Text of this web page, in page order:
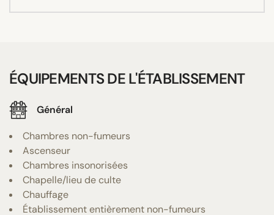
ÉQUIPEMENTS DE L'ÉTABLISSEMENT
Général
Chambres non-fumeurs
Ascenseur
Chambres insonorisées
Chapelle/lieu de culte
Chauffage
Établissement entièrement non-fumeurs